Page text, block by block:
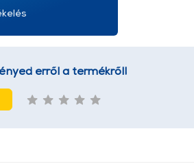
erről a termékről!